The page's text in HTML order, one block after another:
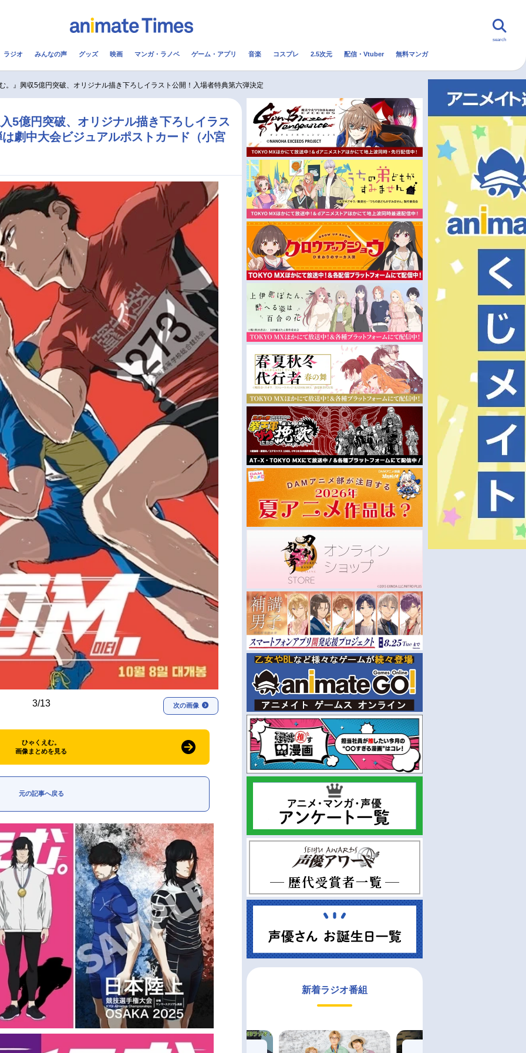
コスプレ 2.5次元 配信・Vtuber トレンド 無料マンガ
男性声優/女性声優一覧
今期アニメ曜日別一覧
夏アニメ
秋アニメ
冬アニメ
FOLLOW US
search
ラジオ みんなの声 グッズ 映画 マンガ・ラノベ ゲーム・アプリ 音楽 コスプレ 2.5次元 配信・Vtuber 無料マンガ
。』興収5億円突破、オリジナル描き下ろしイラスト公開！入場者特典第六弾決定
5億円突破、オリジナル描き下ろしイラス
劇中大会ビジュアルポストカード（小宮
3/13 次の画像
ひゃくえむ。
画像まとめを見る
元の記事へ戻る
新着ラジオ番組